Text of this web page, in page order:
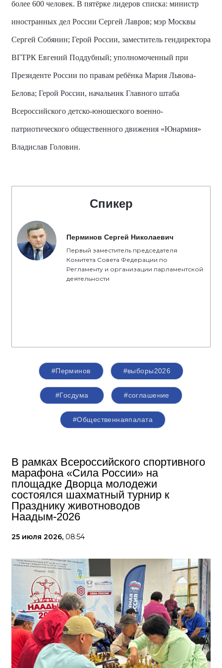
более 600 человек. В пятёрке лидеров списка: министр
иностранных дел России Сергей Лавров; мэр Москвы
Сергей Собянин; Герой России, заместитель гендиректора
ВГТРК Евгений Поддубный; уполномоченный при
Президенте России по правам ребёнка Мария Львова-
Белова; Герой России, начальник Главного штаба
Всероссийского детско-юношеского военно-
патриотического общественного движения «Юнармия»
Владислав Головин.
Спикер
Перминов Сергей Николаевич
Первый заместитель председателя
Комитета Совета Федерации по
Регламенту и организации парламентской
деятельности
#Перминов #выборы2026
#Госдума #соглашение
#Общественнаяпалата
В рамках Всероссийского спортивного
марафона «Сила России» на
площадке Дворца молодежи
состоялся шахматный турнир к
Празднику животноводов
Наадым-2026
25 июля 2026, 08:54